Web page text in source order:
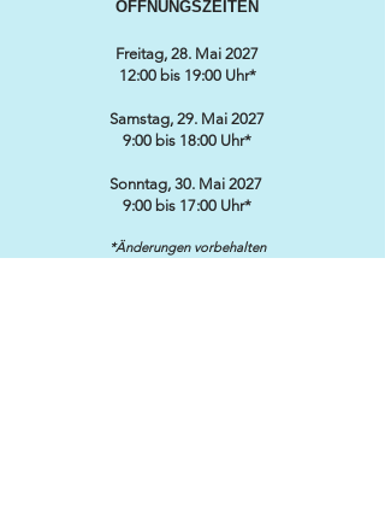
ÖFFNUNGSZEITEN
Freitag, 28. Mai 2027
12:00 bis 19:00 Uhr*
Samstag, 29. Mai 2027
9:00 bis 18:00 Uhr*
Sonntag, 30. Mai 2027
9:00 bis 17:00 Uhr*
*Änderungen vorbehalten